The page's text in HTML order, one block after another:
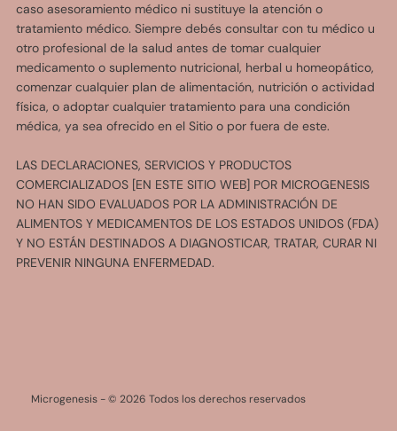
caso asesoramiento médico ni sustituye la atención o
tratamiento médico. Siempre debés consultar con tu médico u
otro profesional de la salud antes de tomar cualquier
medicamento o suplemento nutricional, herbal u homeopático,
comenzar cualquier plan de alimentación, nutrición o actividad
física, o adoptar cualquier tratamiento para una condición
médica, ya sea ofrecido en el Sitio o por fuera de este.
LAS DECLARACIONES, SERVICIOS Y PRODUCTOS
COMERCIALIZADOS [EN ESTE SITIO WEB] POR MICROGENESIS
NO HAN SIDO EVALUADOS POR LA ADMINISTRACIÓN DE
ALIMENTOS Y MEDICAMENTOS DE LOS ESTADOS UNIDOS (FDA)
Y NO ESTÁN DESTINADOS A DIAGNOSTICAR, TRATAR, CURAR NI
PREVENIR NINGUNA ENFERMEDAD.
Microgenesis -© 2026 Todos los derechos reservados